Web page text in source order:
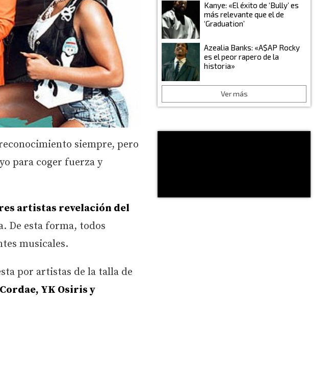
siempre, pero
para coger fuerza y
artistas revelación del
De esta forma, todos
musicales.
por artistas de la talla de
YK Osiris y
Kanye: «El éxito de ‘Bully’ es
más relevante que el de
‘Graduation’
Azealia Banks: «A$AP Rocky
es el peor rapero de la
historia»
Ver más